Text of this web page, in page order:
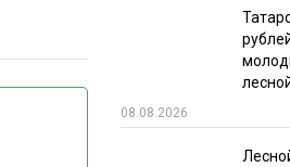
СУШКА ДРЕВЕСИНЫ
08.08.2026